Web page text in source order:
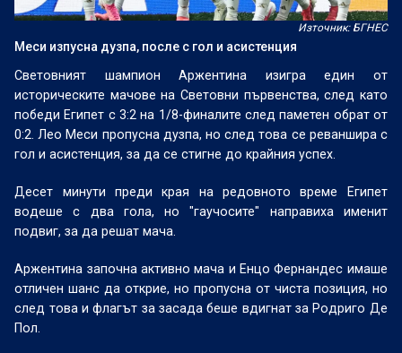
Източник: БГНЕС
Меси изпусна дузпа, после с гол и асистенция
Световният шампион Аржентина изигра един от
историческите мачове на Световни първенства, след като
победи Египет с 3:2 на 1/8-финалите след паметен обрат от
0:2. Лео Меси пропусна дузпа, но след това се реваншира с
гол и асистенция, за да се стигне до крайния успех.
Десет минути преди края на редовното време Египет
водеше с два гола, но "гаучосите" направиха именит
подвиг, за да решат мача.
Аржентина започна активно мача и Енцо Фернандес имаше
отличен шанс да открие, но пропусна от чиста позиция, но
след това и флагът за засада беше вдигнат за Родриго Де
Пол.